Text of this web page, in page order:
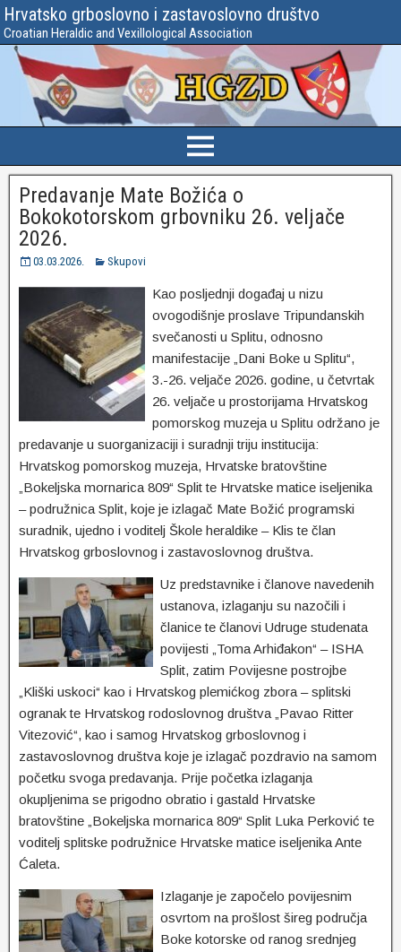
Hrvatsko grboslovno i zastavoslovno društvo
Croatian Heraldic and Vexillological Association
Predavanje Mate Božića o
Bokokotorskom grbovniku 26. veljače
2026.
03.03.2026. Skupovi
Kao posljednji događaj u nizu
ovogodišnje proslave Tripundanskih
svečanosti u Splitu, odnosno
manifestacije „Dani Boke u Splitu“,
3.-26. veljače 2026. godine, u četvrtak
26. veljače u prostorijama Hrvatskog
pomorskog muzeja u Splitu održano je
predavanje u suorganizaciji i suradnji triju institucija:
Hrvatskog pomorskog muzeja, Hrvatske bratovštine
„Bokeljska mornarica 809“ Split te Hrvatske matice iseljenika
– podružnica Split, koje je izlagač Mate Božić programski
suradnik, ujedno i voditelj Škole heraldike – Klis te član
Hrvatskog grboslovnog i zastavoslovnog društva.
Uz predstavnike i članove navedenih
ustanova, izlaganju su nazočili i
članice te članovi Udruge studenata
povijesti „Toma Arhiđakon“ – ISHA
Split, zatim Povijesne postrojbe
„Kliški uskoci“ kao i Hrvatskog plemićkog zbora – splitski
ogranak te Hrvatskog rodoslovnog društva „Pavao Ritter
Vitezović“, kao i samog Hrvatskog grboslovnog i
zastavoslovnog društva koje je izlagač pozdravio na samom
početku svoga predavanja. Prije početka izlaganja
okupljenima se prigodno obratio i gastald Hrvatske
bratovštine „Bokeljska mornarica 809“ Split Luka Perković te
voditelj splitske podružnice Hrvatske matice iseljenika Ante
Ćaleta.
Izlaganje je započelo povijesnim
osvrtom na prošlost šireg područja
Boke kotorske od ranog srednjeg